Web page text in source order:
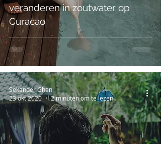
veranderen in zoutwater op
Curacao
Sekander Ghani
23 okt 2020
2 minuten om te lezen